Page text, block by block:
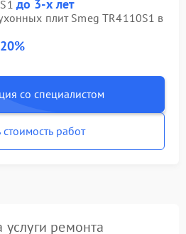
до 3-х лет
плит Smeg TR4110S1 в
20%
со специалистом
стоимость работ
ремонта